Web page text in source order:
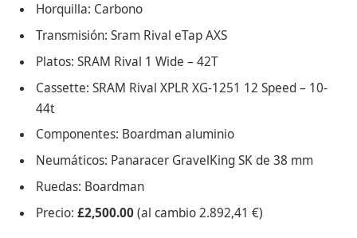
Horquilla: Carbono
Transmisión: Sram Rival eTap AXS
Platos: SRAM Rival 1 Wide – 42T
Cassette: SRAM Rival XPLR XG-1251 12 Speed – 10-
44t
Componentes: Boardman aluminio
Neumáticos: Panaracer GravelKing SK de 38 mm
Ruedas: Boardman
Precio: £2,500.00(al cambio 2.892,41 €)